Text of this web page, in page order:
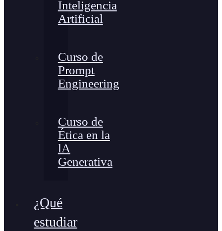
Inteligencia
Artificial
Curso de
Prompt
Engineering
Curso de
Ética en la
lA
Generativa
¿Qué
estudiar